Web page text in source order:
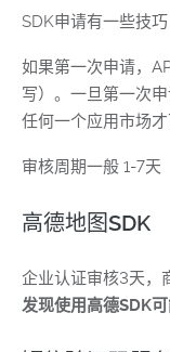
SDK申请有一些技巧
如果第一次申请，
写）。一旦第一次
任何一个应用市场才
审核周期一般 1-7天
高德地图SDK
企业认证审核3天，
发现使用高德SDK